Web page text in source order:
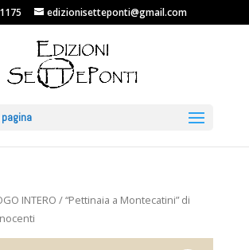
edizionisetteponti@gmail.com
INTERO / “Pettinaia a Montecatini” di